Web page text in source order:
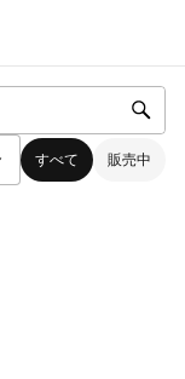
すべて 販売中